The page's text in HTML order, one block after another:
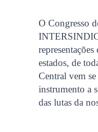
O Congresso
estados, de
Central vem
instrumento a
das lutas da